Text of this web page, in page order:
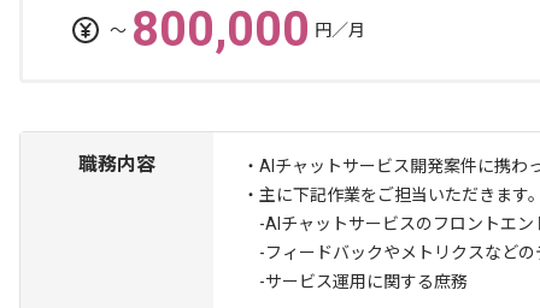
〜 800,000 円／月
職務内容
・AIチャットサービス開発案件に携わ
・主に下記作業をご担当いただきます
-AIチャットサービスのフロントエン
-フィードバックやメトリクスなどの
-サービス運用に関する庶務